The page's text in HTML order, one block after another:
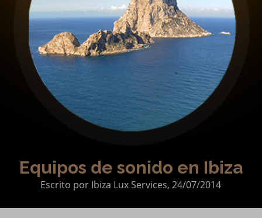
Guía acompañante
Servicios especiales
Quiénes Somos
Propietarios
Contacto
Equipos de sonido en Ibiza
Escrito por Ibiza Lux Services, 24/07/2014